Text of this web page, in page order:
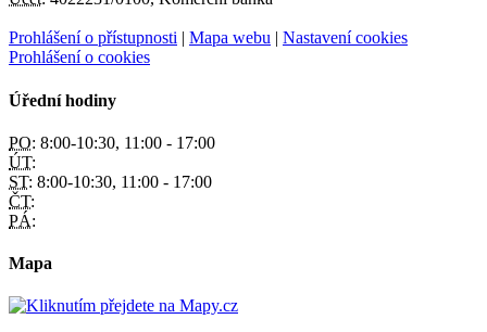
Prohlášení o přístupnosti | Mapa webu | Nastavení cookies
Prohlášení o cookies
Úřední hodiny
PO: 8:00-10:30, 11:00 - 17:00
ÚT:
ST: 8:00-10:30, 11:00 - 17:00
ČT:
PÁ:
Mapa